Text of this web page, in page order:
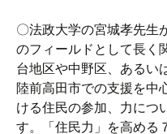
〇法政大学の宮城孝先生
のフィールドとして長く
台地区や中野区、あるい
陸前高田市での支援を中
ける住民の参加、力につ
す。「住民力」を高める